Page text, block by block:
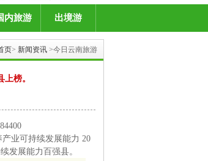
内旅游 出境游
页> 新闻资讯 >今日云南旅游
榜。
业可持续发展能力 20
发展能力百强县。